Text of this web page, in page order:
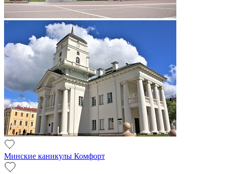
Минские каникулы Комфорт